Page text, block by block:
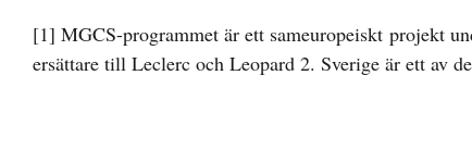
[1] MGCS-programmet är ett sameuropeiskt projekt
ersättare till Leclerc och Leopard 2. Sverige är ett av